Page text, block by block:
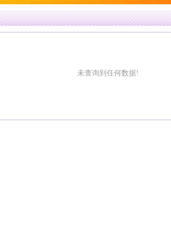
未查询到任何数据!